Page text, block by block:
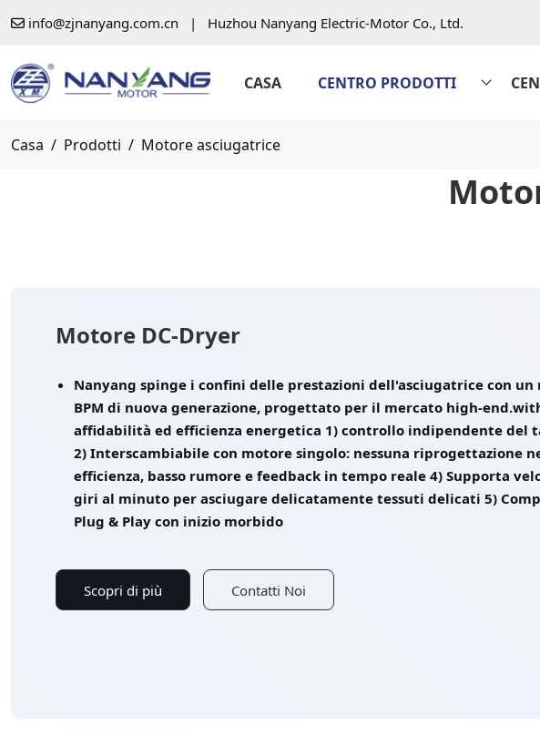
info@zjnanyang.com.cn | Huzhou Nanyang Electric-Motor Co., Ltd.
CASA CENTRO PRODOTTI
Casa Prodotti Motore asciugatrice
Motore DC-Dryer
Nanyang spinge i confini delle prestazioni dell'asciugatrice con
BPM di nuova generazione, progettato per il mercato high-
affidabilità ed efficienza energetica 1) controllo indipendente del
2) Interscambiabile con motore singolo: nessuna riprogettazione
efficienza, basso rumore e feedback in tempo reale 4) Supporta
giri al minuto per asciugare delicatamente tessuti delicati 5)
Plug & Play con inizio morbido
Scopri di più Contatti Noi